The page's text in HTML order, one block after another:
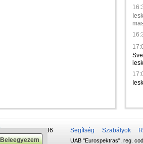
+375 29 679-1236
Segítség Szabályok
UAB "Eurospektras", reg.